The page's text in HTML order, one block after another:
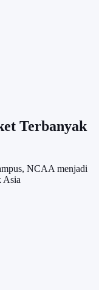
Terbanyak
NCAA menjadi
Asia